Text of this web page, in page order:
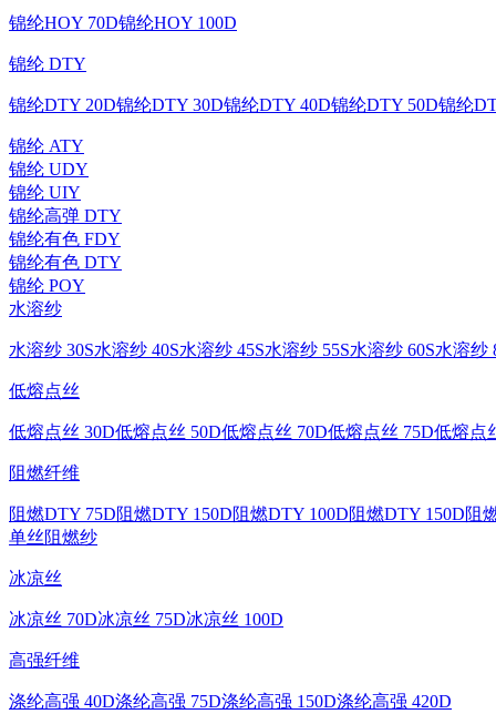
锦纶HOY 70D锦纶HOY 100D
锦纶 DTY
锦纶DTY 20D锦纶DTY 30D锦纶DTY 40D锦纶DTY 50D锦纶
锦纶 ATY
锦纶 UDY
锦纶 UIY
锦纶高弹 DTY
锦纶有色 FDY
锦纶有色 DTY
锦纶 POY
水溶纱
水溶纱 30S水溶纱 40S水溶纱 45S水溶纱 55S水溶纱 60S水溶纱
低熔点丝
低熔点丝 30D低熔点丝 50D低熔点丝 70D低熔点丝 75D低熔点
阻燃纤维
阻燃DTY 75D阻燃DTY 150D阻燃DTY 100D阻燃DTY 150D阻
单丝阻燃纱
冰凉丝
冰凉丝 70D冰凉丝 75D冰凉丝 100D
高强纤维
涤纶高强 40D涤纶高强 75D涤纶高强 150D涤纶高强 420D